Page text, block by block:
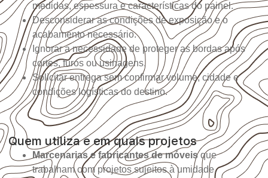
medidas, espessura e características do painel.
Desconsiderar as condições de exposição e o
acabamento necessário.
Ignorar a necessidade de proteger as bordas após
cortes, furos ou usinagens.
Solicitar entrega sem confirmar volume, cidade e
condições logísticas do destino.
Quem utiliza e em quais projetos
Marcenarias e fabricantes de móveisque
trabalham com projetos sujeitos à umidade.